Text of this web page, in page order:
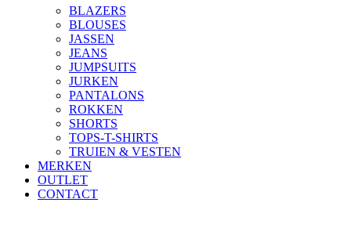
BLAZERS
BLOUSES
JASSEN
JEANS
JUMPSUITS
JURKEN
PANTALONS
ROKKEN
SHORTS
TOPS-T-SHIRTS
TRUIEN & VESTEN
MERKEN
OUTLET
CONTACT